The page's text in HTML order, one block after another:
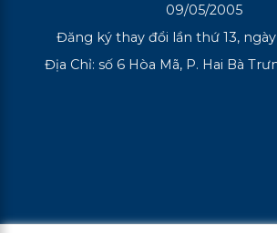
09/05/2005
Đăng ký thay đổi lần thứ 13,
Địa Chỉ: số 6 Hòa Mã, P. Hai Bà